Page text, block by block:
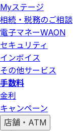
Myステージ
相続・税務のご相談
電子マネーWAON
セキュリティ
インボイス
その他サービス
手数料
金利
キャンペーン
店舗・ATM